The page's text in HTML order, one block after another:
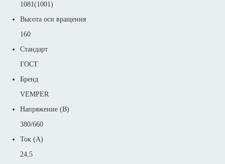
1081(1001)
Высота оси вращения
160
Стандарт
ГОСТ
Бренд
VEMPER
Напряжение (В)
380/660
Ток (А)
24,5